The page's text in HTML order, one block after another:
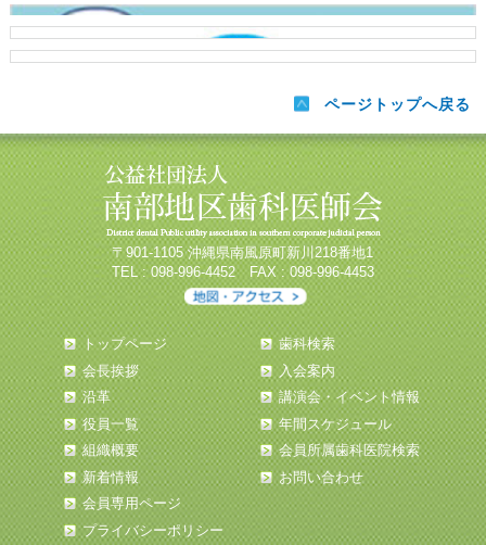
ページトップへ戻る
〒901-1105 沖縄県南風原町新川218番地1
TEL : 098-996-4452 FAX : 098-996-4453
トップページ
会長挨拶
沿革
役員一覧
組織概要
新着情報
歯科検索
入会案内
講演会・イベント情報
年間スケジュール
会員所属歯科医院検索
お問い合わせ
会員専用ページ
プライバシーポリシー